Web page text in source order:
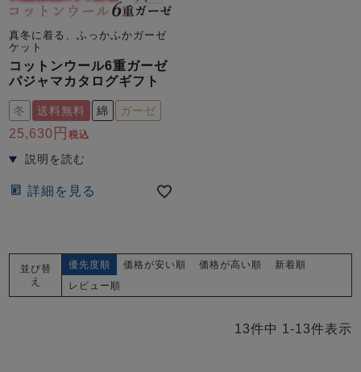
真冬に着る、ふっかふかガーゼ
ケット
コットンウール6重ガーゼ
パジャマカタログギフト
冬 送料無料 綿 ガーゼ
25,630 税込
詳細を見る
並び替
え
優先度順 価格が安い順 価格が高い順
新着順
レビュー順
13件中 1 -13件表示